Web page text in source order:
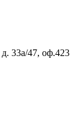
33а/47, оф.423